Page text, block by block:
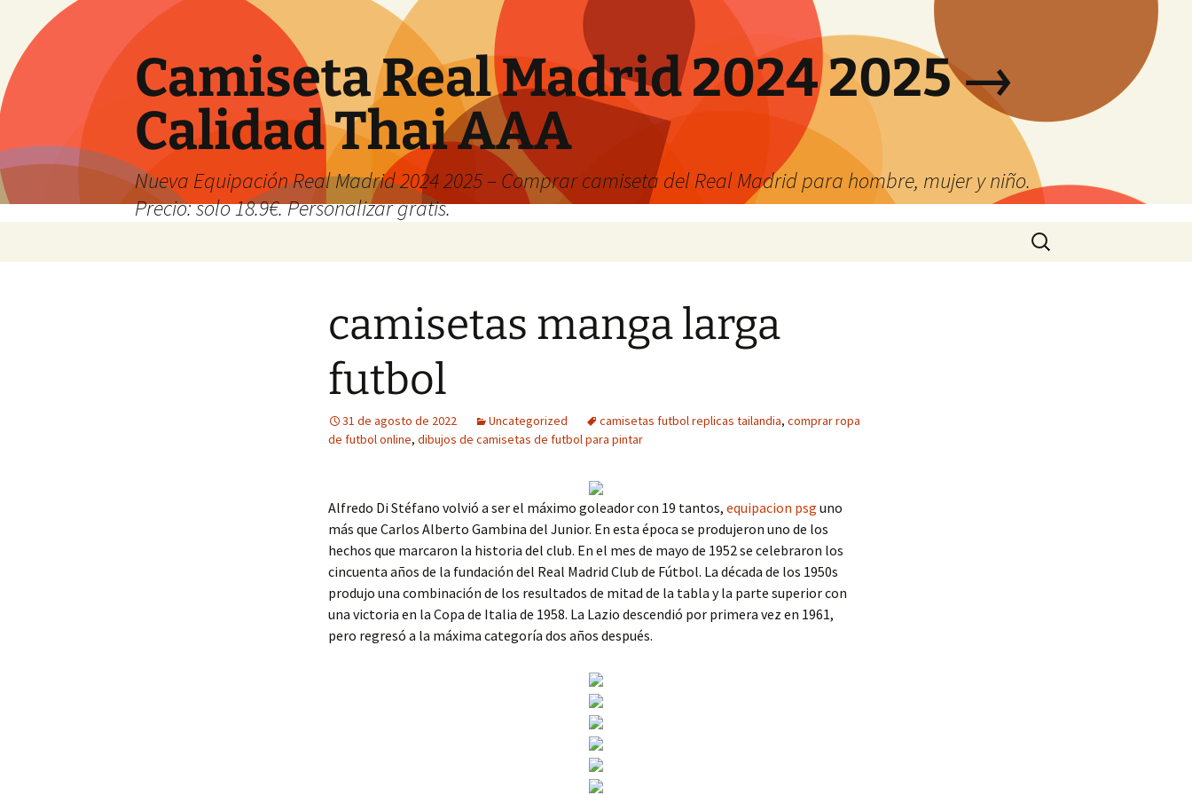
Camiseta Real Madrid 2024 2025 →
Calidad Thai AAA
Nueva Equipación Real Madrid 2024 2025 – Comprar camiseta del Real Madrid para hombre, mujer y niño.
Precio: solo 18.9€. Personalizar gratis.
Buscar:
camisetas manga larga
futbol
31 de agosto de 2022 Uncategorized camisetas futbol replicas tailandia, comprar ropa
de futbol online, dibujos de camisetas de futbol para pintar
Alfredo Di Stéfano volvió a ser el máximo goleador con 19 tantos, equipacion psg uno
más que Carlos Alberto Gambina del Junior. En esta época se produjeron uno de los
hechos que marcaron la historia del club. En el mes de mayo de 1952 se celebraron los
cincuenta años de la fundación del Real Madrid Club de Fútbol. La década de los 1950s
produjo una combinación de los resultados de mitad de la tabla y la parte superior con
una victoria en la Copa de Italia de 1958. La Lazio descendió por primera vez en 1961,
pero regresó a la máxima categoría dos años después.